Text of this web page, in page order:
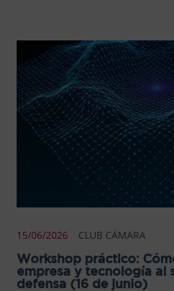
15/06/2026 CLUB CÁMARA
Workshop práctico:
empresa y tecnología al
defensa (16 de junio)